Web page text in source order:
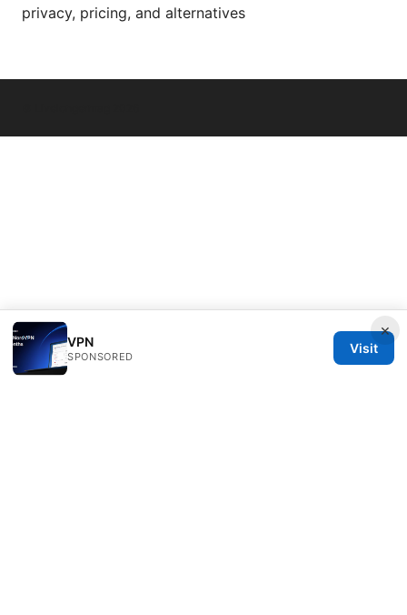
privacy, pricing, and alternatives
×
VPN
SPONSORED
Visit